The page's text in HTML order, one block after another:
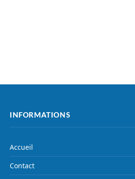
INFORMATIONS
Accueil
Contact